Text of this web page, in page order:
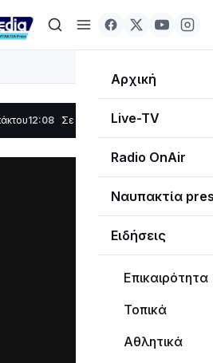
Αρχική
Live-TV
Radio OnAir
Ναυπακτία
Ειδήσεις
Επικαιρότητα
Τοπικά
Αθλητικά
Σε τροχιά υλοποίησης η Παράκαμψη του